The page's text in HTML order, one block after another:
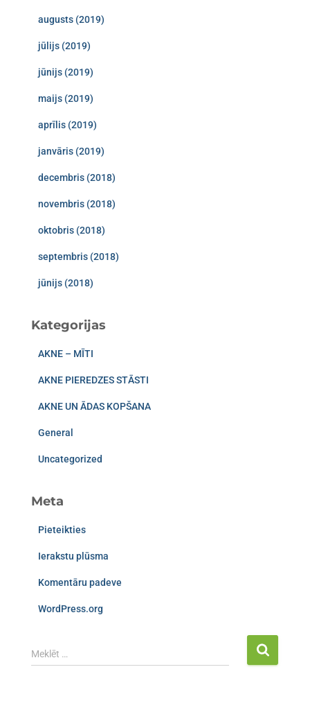
augusts (2019)
jūlijs (2019)
jūnijs (2019)
maijs (2019)
aprīlis (2019)
janvāris (2019)
decembris (2018)
novembris (2018)
oktobris (2018)
septembris (2018)
jūnijs (2018)
Kategorijas
AKNE – MĪTI
AKNE PIEREDZES STĀSTI
AKNE UN ĀDAS KOPŠANA
General
Uncategorized
Meta
Pieteikties
Ierakstu plūsma
Komentāru padeve
WordPress.org
Meklēt …